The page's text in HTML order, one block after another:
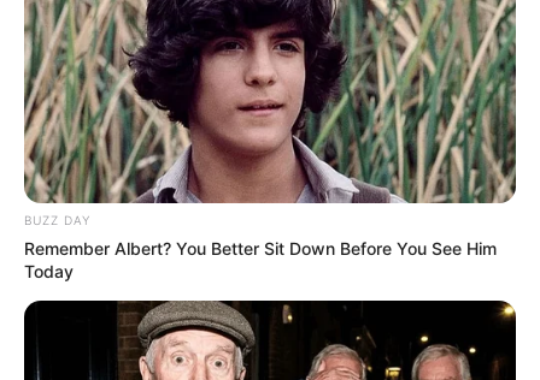
PRONOSTIC QUINTÉ PRIX
CONSTELLATION 23-05-2025
BUZZ DAY
Remember Albert? You Better Sit Down Before You See Him
Today